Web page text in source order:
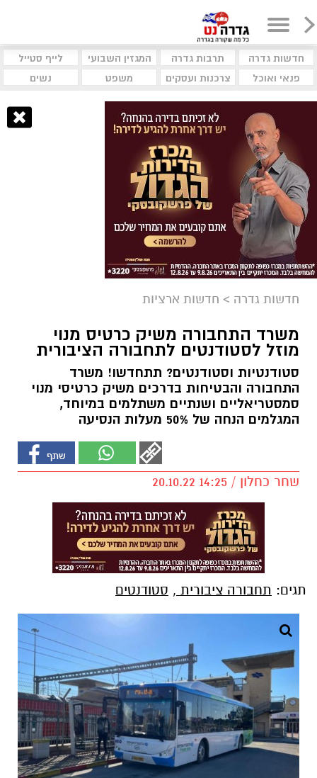
חדשות גדרה תרבות גדרה המגזין השבועי
לייף סטייל
פנאי ואוכל
צרכנות ועסקים משפט נשים
חדשות גדרה > חדשות ארציות
משרד התחבורה משיק כרטיס מנוי
מוזל לסטודנטים לתחבורה הציבורית
סטודנטיות וסטודנטים? תתחדשו! משרד
התחבורה והבטיחות בדרכים משיק כרטיסי מנוי
סמסטריאליים ושנתיים משתלמים במיוחד,
המגלמים הנחה של 50% מעלות הנסיעה
שחר כחלון / 14:25 20.10.22
תגים: תחבורה ציבורית , סטודנטים